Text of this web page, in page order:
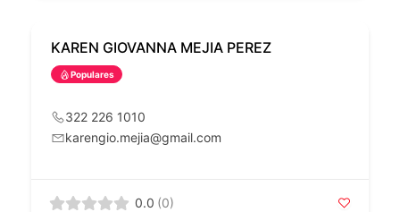
KAREN GIOVANNA MEJIA PEREZ
Populares
322 226 1010
karengio.mejia@gmail.com
0.0 (0)